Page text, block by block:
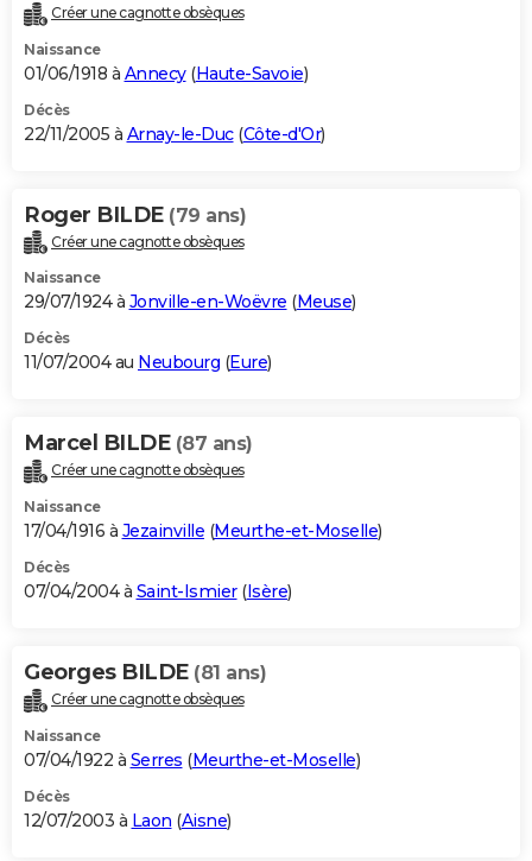
Créer une cagnotte obsèques
Naissance
01/06/1918 à Annecy(Haute-Savoie)
Décès
22/11/2005 à Arnay-le-Duc(Côte-d'Or)
Roger BILDE (79 ans)
Créer une cagnotte obsèques
Naissance
29/07/1924 à Jonville-en-Woëvre (Meuse)
Décès
11/07/2004 au Neubourg (Eure)
Marcel BILDE (87 ans)
Créer une cagnotte obsèques
Naissance
17/04/1916 à Jezainville (Meurthe-et-Moselle)
Décès
07/04/2004 à Saint-Ismier(Isère)
Georges BILDE (81 ans)
Créer une cagnotte obsèques
Naissance
07/04/1922 à Serres (Meurthe-et-Moselle)
Décès
12/07/2003 à Laon (Aisne)